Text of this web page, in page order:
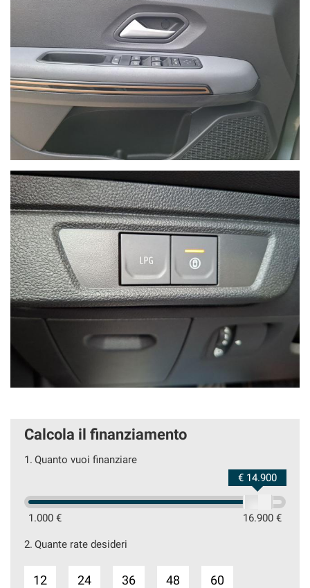
Calcola il finanziamento
1. Quanto vuoi finanziare
1.000 € 16.900 €
€ 14.900
2. Quante rate desideri
12 24 36 48 60